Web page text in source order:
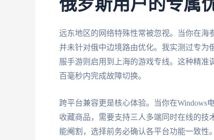
俄罗斯用户的专属
远东地区的网络特殊性常被忽视。当你在海
并未针对俄中边境路由优化。我实测过专为
服手游则启用到上海的游戏专线。这种精
百毫秒内完成故障切换。
跨平台兼容更是核心体验。当你在Windows
收藏商品，需要支持三人多端同时在线的技
能阉割，选择前务必确认各平台功能一致性。